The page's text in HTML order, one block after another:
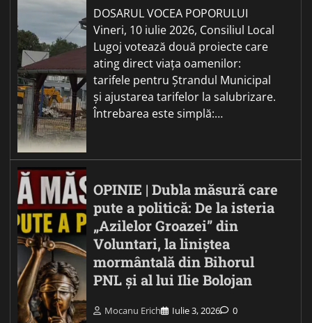
DOSARUL VOCEA POPORULUI
Vineri, 10 iulie 2026, Consiliul Local
Lugoj votează două proiecte care
ating direct viața oamenilor:
tarifele pentru Ștrandul Municipal
și ajustarea tarifelor la salubrizare.
Întrebarea este simplă:…
OPINIE | Dubla măsură care
pute a politică: De la isteria
„Azilelor Groazei” din
Voluntari, la liniștea
mormântală din Bihorul
PNL și al lui Ilie Bolojan
Mocanu Erich Iulie 3, 2026 0